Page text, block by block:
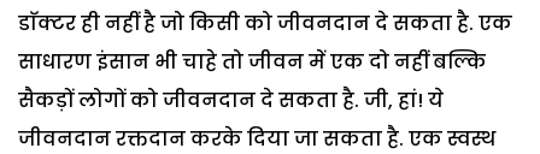
डाॅक्टर ही नहीं है जो किसी को जीवनदान दे सकता है. एक
साधारण इंसान भी चाहे तो जीवन में एक दो नहीं बल्कि
सैकड़ों लोगों को जीवनदान दे सकता है. जी, हां! ये
जीवनदान रक्तदान करके दिया जा सकता है. एक स्वस्थ